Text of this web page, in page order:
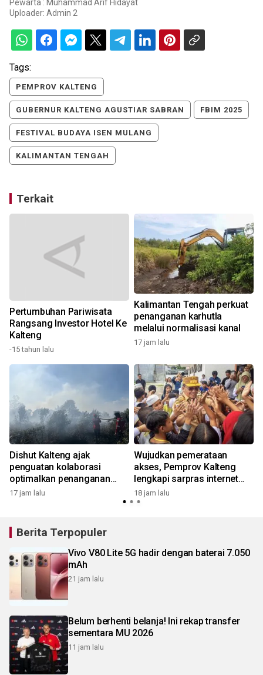
Pewarta : Muhammad Arif Hidayat
Uploader: Admin 2
Tags:
PEMPROV KALTENG
GUBERNUR KALTENG AGUSTIAR SABRAN FBIM 2025
FESTIVAL BUDAYA ISEN MULANG
KALIMANTAN TENGAH
Terkait
Pertumbuhan Pariwisata
Rangsang Investor Hotel Ke
Kalteng
-15 tahun lalu
Kalimantan Tengah perkuat
penanganan karhutla
melalui normalisasi kanal
17 jam lalu
Dishut Kalteng ajak
penguatan kolaborasi
optimalkan penanganan
karhutla
17 jam lalu
Wujudkan pemerataan
akses, Pemprov Kalteng
lengkapi sarpras internet
daerah
18 jam lalu
Berita Terpopuler
Vivo V80 Lite 5G hadir dengan baterai 7.050
mAh
21 jam lalu
Belum berhenti belanja! Ini rekap transfer
sementara MU 2026
11 jam lalu